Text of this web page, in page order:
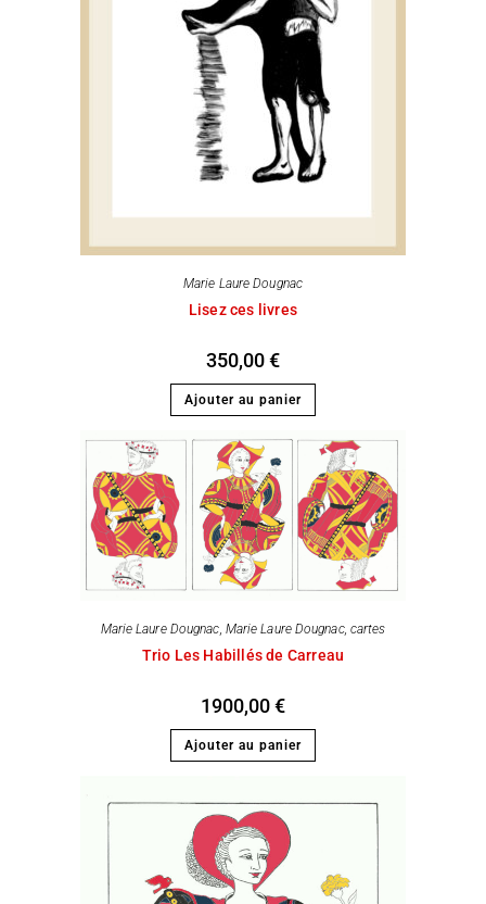
Marie Laure Dougnac
Lisez ces livres
350,00€
Ajouter au panier
Marie Laure Dougnac, Marie Laure Dougnac, cartes
Trio Les Habillés de Carreau
1900,00€
Ajouter au panier